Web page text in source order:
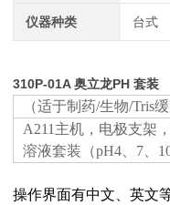
仪器种类 台式
310P-01A 奥立龙PH 套装
（适于制药/生物/Tris
A211主机，电极支架
溶液套装（pH4、7、
操作界面有中文、英文